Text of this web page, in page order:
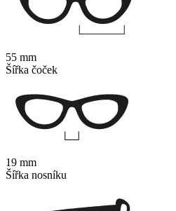
55 mm
Šířka čoček
19 mm
Šířka nosníku